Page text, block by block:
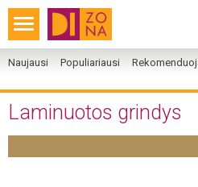
Naujausi Populiariausi
Laminuotos grindys